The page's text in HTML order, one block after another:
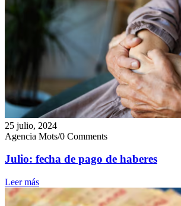
25 julio, 2024
Agencia Mots/0 Comments
Julio: fecha de pago de haberes
Leer más